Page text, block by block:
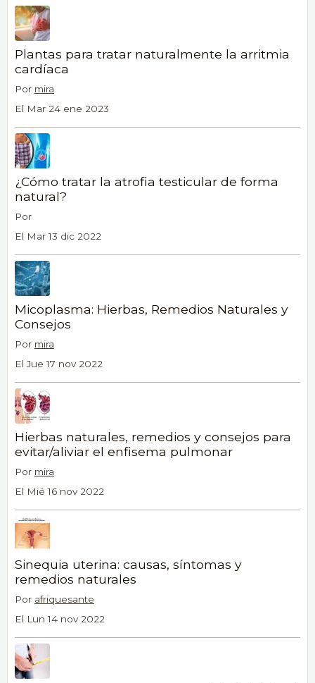
Plantas para tratar naturalmente la arritmia
cardíaca
Por mira
El Mar 24 ene 2023
¿Cómo tratar la atrofia testicular de forma
natural?
Por
El Mar 13 dic 2022
Micoplasma: Hierbas, Remedios Naturales y
Consejos
Por mira
El Jue 17 nov 2022
Hierbas naturales, remedios y consejos para
evitar/aliviar el enfisema pulmonar
Por mira
El Mié 16 nov 2022
Sinequia uterina: causas, síntomas y
remedios naturales
Por afriquesante
El Lun 14 nov 2022